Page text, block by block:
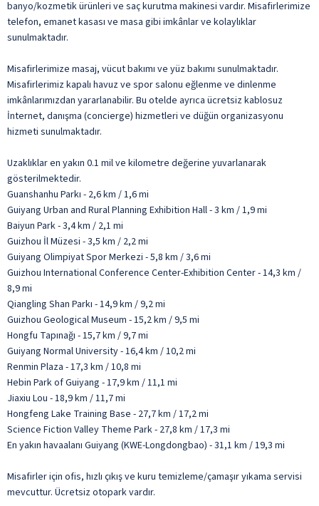
banyo/kozmetik ürünleri ve saç kurutma makinesi vardır. Misafirlerimize
telefon, emanet kasası ve masa gibi imkânlar ve kolaylıklar
sunulmaktadır.
Misafirlerimize masaj, vücut bakımı ve yüz bakımı sunulmaktadır.
Misafirlerimiz kapalı havuz ve spor salonu eğlenme ve dinlenme
imkânlarımızdan yararlanabilir. Bu otelde ayrıca ücretsiz kablosuz
İnternet, danışma (concierge) hizmetleri ve düğün organizasyonu
hizmeti sunulmaktadır.
Uzaklıklar en yakın 0.1 mil ve kilometre değerine yuvarlanarak
gösterilmektedir.
Guanshanhu Parkı - 2,6 km / 1,6 mi
Guiyang Urban and Rural Planning Exhibition Hall - 3 km / 1,9 mi
Baiyun Park - 3,4 km / 2,1 mi
Guizhou İl Müzesi - 3,5 km / 2,2 mi
Guiyang Olimpiyat Spor Merkezi - 5,8 km / 3,6 mi
Guizhou International Conference Center-Exhibition Center - 14,3 km /
8,9 mi
Qiangling Shan Parkı - 14,9 km / 9,2 mi
Guizhou Geological Museum - 15,2 km / 9,5 mi
Hongfu Tapınağı - 15,7 km / 9,7 mi
Guiyang Normal University - 16,4 km / 10,2 mi
Renmin Plaza - 17,3 km / 10,8 mi
Hebin Park of Guiyang - 17,9 km / 11,1 mi
Jiaxiu Lou - 18,9 km / 11,7 mi
Hongfeng Lake Training Base - 27,7 km / 17,2 mi
Science Fiction Valley Theme Park - 27,8 km / 17,3 mi
En yakın havaalanı Guiyang (KWE-Longdongbao) - 31,1 km / 19,3 mi
Misafirler için ofis, hızlı çıkış ve kuru temizleme/çamaşır yıkama servisi
mevcuttur. Ücretsiz otopark vardır.